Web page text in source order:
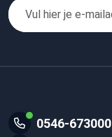
0546-673000